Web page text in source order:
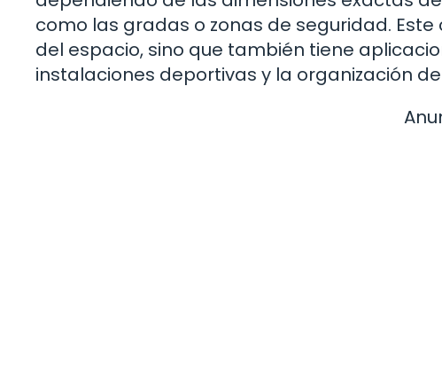
como las gradas o zonas de seguridad.
del espacio, sino que también tiene
instalaciones deportivas y la organización